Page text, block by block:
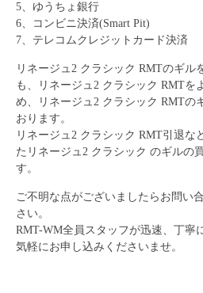
5、ゆうちょ銀行
6、コンビニ決済(Smart Pit)
7、テレコムクレジットカード決済
リネージュ2 クラシック RMTのギル
も、
リネージュ2 クラシック RMTを
め、
リネージュ2 クラシック RMTの
おります。
リネージュ2 クラシック RMT引退な
た リネージュ2 クラシック のギルの
す。
ご不明な点がございましたらお問い
さい。
RMT-WM全員スタッフが迅速、丁寧
気軽にお申し込みくださいませ。